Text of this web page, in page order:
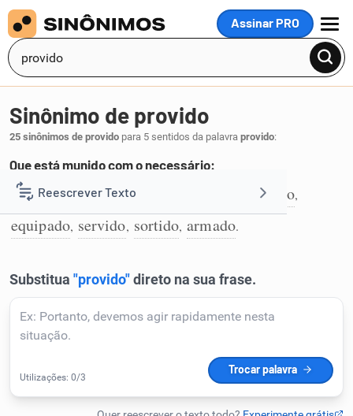
Assinar PRO
MENU
Reescrever Texto
Resumir Texto
Corrigir Texto
Detector de IA
Humanizador de IA
Sinônimo de provido
25 sinônimos de provido para 5 sentidos da palavra provido:
Que está munido com o necessário:
1 munido,dotado aparelhado,
equipado, servido, sortido, armado.